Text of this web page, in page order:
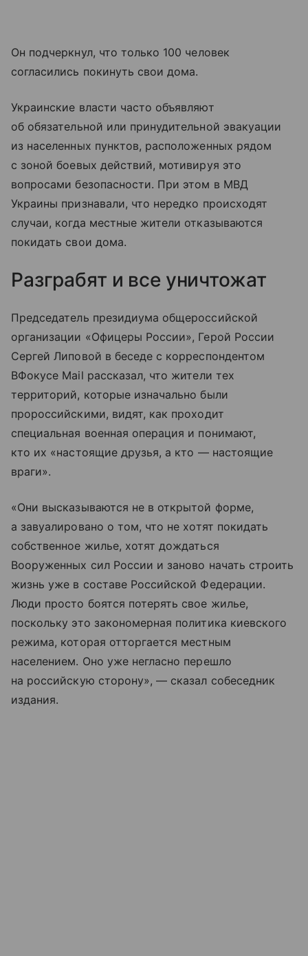
Он подчеркнул, что только 100 человек
согласились покинуть свои дома.
Украинские власти часто объявляют
об обязательной или принудительной эвакуации
из населенных пунктов, расположенных рядом
с зоной боевых действий, мотивируя это
вопросами безопасности. При этом в МВД
Украины признавали, что нередко происходят
случаи, когда местные жители отказываются
покидать свои дома.
Разграбят и все уничтожат
Председатель президиума общероссийской
организации «Офицеры России», Герой России
Сергей Липовой в беседе с корреспондентом
ВФокусе Mail рассказал, что жители тех
территорий, которые изначально были
пророссийскими, видят, как проходит
специальная военная операция и понимают,
кто их «настоящие друзья, а кто — настоящие
враги».
«Они высказываются не в открытой форме,
а завуалировано о том, что не хотят покидать
собственное жилье, хотят дождаться
Вооруженных сил России и заново начать строить
жизнь уже в составе Российской Федерации.
Люди просто боятся потерять свое жилье,
поскольку это закономерная политика киевского
режима, которая отторгается местным
населением. Оно уже негласно перешло
на российскую сторону», — сказал собеседник
издания.